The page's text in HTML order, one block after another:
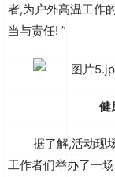
者,为户外高温工作
当与责任! ”
健
据了解,活动现
工作者们举办了一